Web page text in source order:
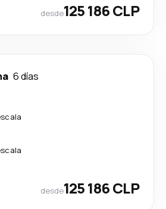
desde125 186 CLP
6 días
desde125 186 CLP